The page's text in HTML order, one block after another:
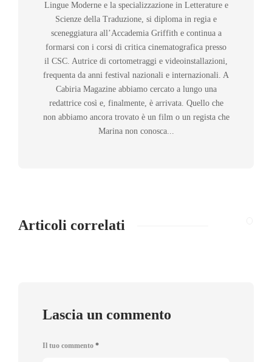
Lingue Moderne e la specializzazione in Letterature e
Scienze della Traduzione, si diploma in regia e
sceneggiatura all’Accademia Griffith e continua a
formarsi con i corsi di critica cinematografica presso
il CSC. Autrice di cortometraggi e videoinstallazioni,
frequenta da anni festival nazionali e internazionali. A
Cabiria Magazine abbiamo cercato a lungo una
redattrice così e, finalmente, è arrivata. Quello che
non abbiamo ancora trovato è un film o un regista che
Marina non conosca...
Articoli correlati
Lascia un commento
Il tuo commento *